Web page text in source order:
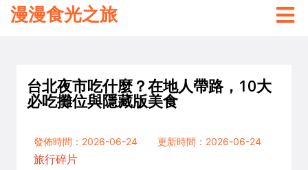
漫漫食光之旅
台北夜市吃什麼？在地人帶路，10大
必吃攤位與隱藏版美食
發佈時間：2026-06-24
更新時間：2026-06-24
旅行碎片